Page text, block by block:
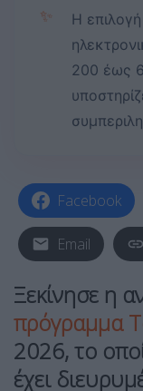
✨
Η
200 έως
Facebook
Email
Ξεκίνησε η
πρόγραμμα
2026, το
έχει